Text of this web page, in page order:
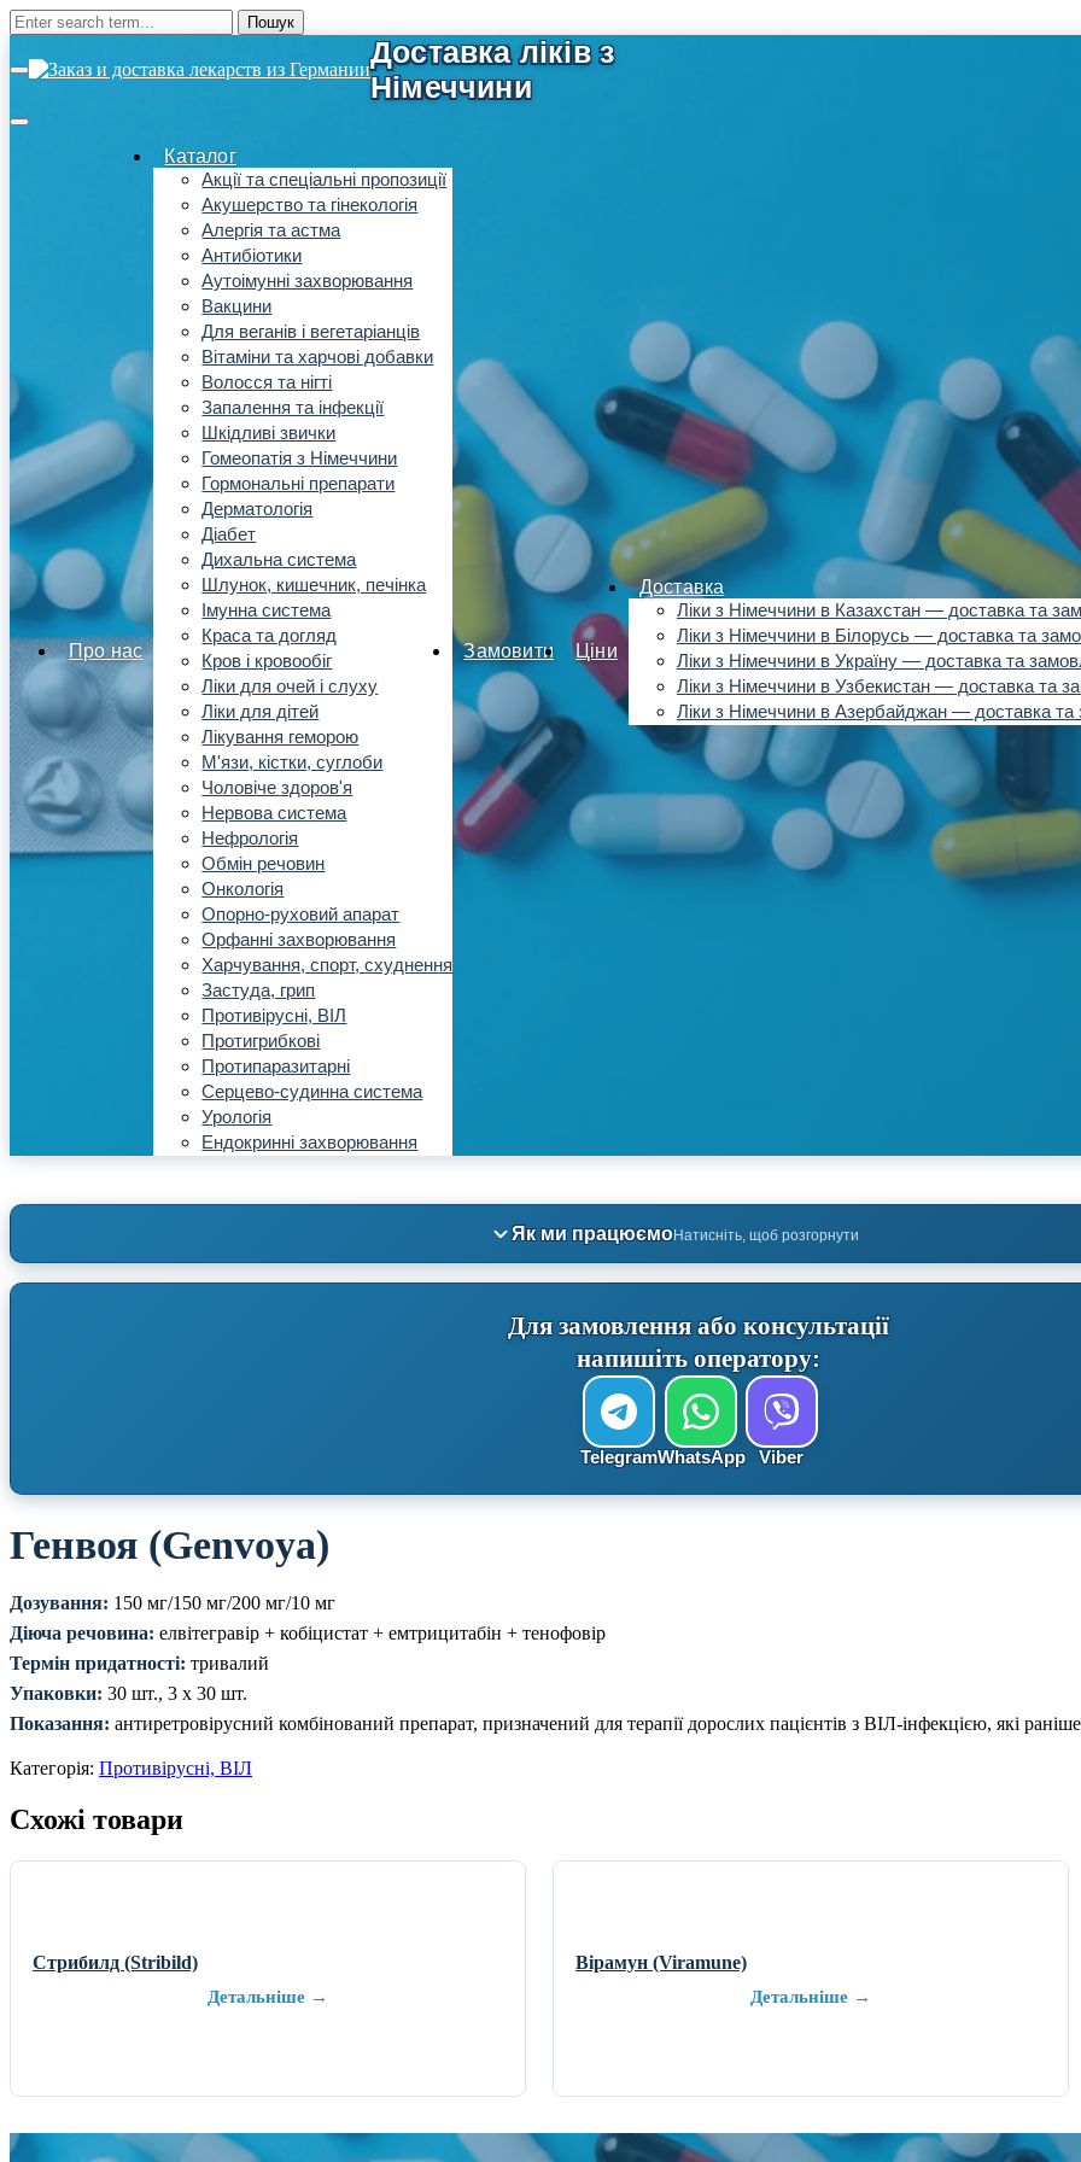
Про нас
Каталог
Акції та спеціальні пропозиції
Акушерство та гінекологія
Алергія та астма
Антибіотики
Аутоімунні захворювання
Вакцини
Для веганів і вегетаріанців
Вітаміни та харчові добавки
Волосся та нігті
Запалення та інфекції
Шкідливі звички
Гомеопатія з Німеччини
Гормональні препарати
Дерматологія
Діабет
Дихальна система
Шлунок, кишечник, печінка
Імунна система
Краса та догляд
Кров і кровообіг
Ліки для очей і слуху
Ліки для дітей
Лікування геморою
М'язи, кістки, суглоби
Чоловіче здоров'я
Нервова система
Нефрологія
Обмін речовин
Онкологія
Опорно-руховий апарат
Орфанні захворювання
Харчування, спорт, схуднення
Застуда, грип
Противірусні, ВІЛ
Протигрибкові
Протипаразитарні
Серцево-судинна система
Урологія
Ендокринні захворювання
Замовити Ціни
Доставка
Ліки з Німеччини в Казахстан — доставка та
Ліки з Німеччини в Білорусь — доставка та
Ліки з Німеччини в Україну — доставка та
Ліки з Німеччини в Узбекистан — доставка та
Ліки з Німеччини в Азербайджан — доставка та
Як ми працюємоНатисніть, щоб розгорнути
Для замовлення або консультації
напишіть оператору:
TelegramWhatsApp Viber
Генвоя (Genvoya)
Дозування: 150 мг/150 мг/200 мг/10 мг
Діюча речовина: елвітегравір + кобіцистат + емтрицитабін + тенофовір
Термін придатності: тривалий
Упаковки: 30 шт., 3 х 30 шт.
Показання: антиретровірусний комбінований препарат, призначений для терапії дорослих пацієнтів з ВІЛ-інфекцією, які
Категорія: Противірусні, ВІЛ
Схожі товари
Стрибилд (Stribild)
Детальніше →
Вірамун (Viramune)
Детальніше →